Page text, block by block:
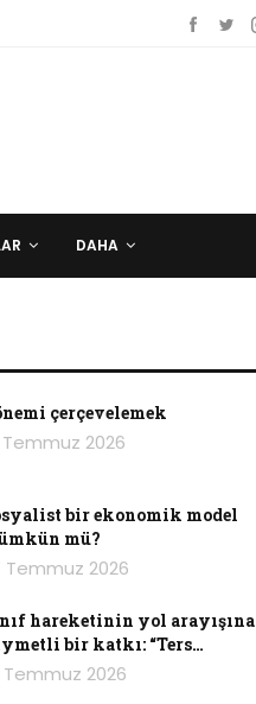
DAHA
çerçevelemek
Temmuz 2026
bir ekonomik model
mü?
Temmuz 2026
hareketinin yol arayışına
bir katkı: “Ters…
Temmuz 2026